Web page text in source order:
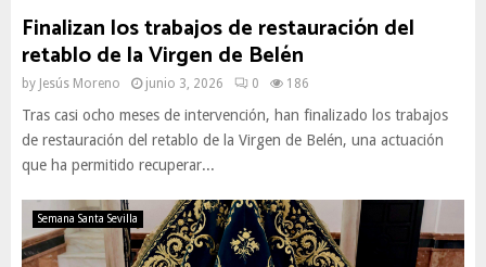
Finalizan los trabajos de restauración del
retablo de la Virgen de Belén
by Jesús Moreno junio 3, 2026 0 186
Tras casi ocho meses de intervención, han finalizado los trabajos
de restauración del retablo de la Virgen de Belén, una actuación
que ha permitido recuperar...
Semana Santa Sevilla